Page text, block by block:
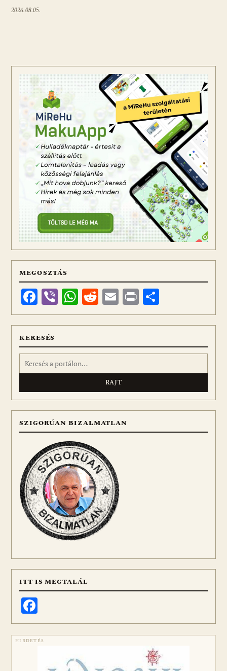
2026.08.05.
MEGOSZTÁS
Facebook
ViberWhatsApp
Reddit
Email
Print
meg
KERESÉS
Keresés:
SZIGORÚAN BIZALMATLAN
ITT IS MEGTALÁL
HIRDETÉS